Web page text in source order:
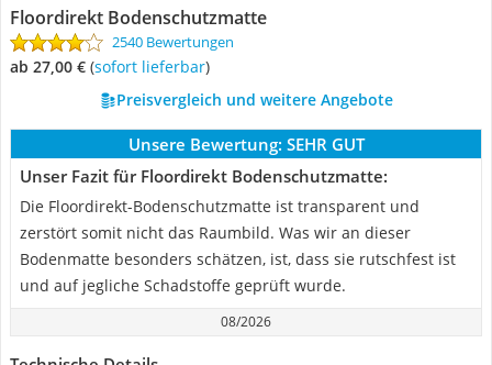
Floordirekt Bodenschutzmatte
2540 Bewertungen
ab 27,00 € ( Sofort lieferbar)
Preisvergleich und weitere Angebote
Unsere Bewertung: SEHR GUT
Unser Fazit für Floordirekt Bodenschutzmatte:
Die Floordirekt-Bodenschutzmatte ist transparent und
zerstört somit nicht das Raumbild. Was wir an dieser
Bodenmatte besonders schätzen, ist, dass sie rutschfest ist
und auf jegliche Schadstoffe geprüft wurde.
08/2026